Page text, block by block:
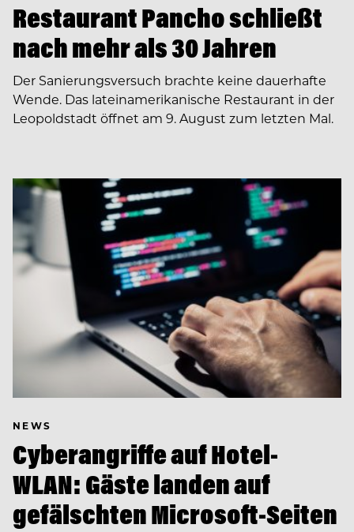
Restaurant Pancho schließt
nach mehr als 30 Jahren
Der Sanierungsversuch brachte keine dauerhafte
Wende. Das lateinamerikanische Restaurant in der
Leopoldstadt öffnet am 9. August zum letzten Mal.
NEWS
Cyberangriffe auf Hotel-
WLAN: Gäste landen auf
gefälschten Microsoft-Seiten